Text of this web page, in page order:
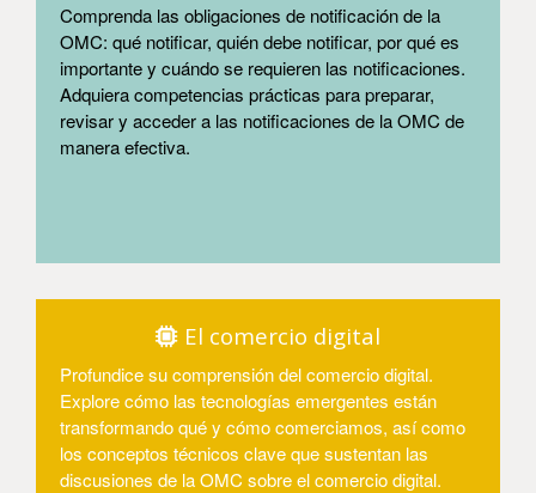
Comprenda las obligaciones de notificación de la
OMC: qué notificar, quién debe notificar, por qué es
importante y cuándo se requieren las notificaciones.
Adquiera competencias prácticas para preparar,
revisar y acceder a las notificaciones de la OMC de
manera efectiva.
El comercio digital
Profundice su comprensión del comercio digital.
Explore cómo las tecnologías emergentes están
transformando qué y cómo comerciamos, así como
los conceptos técnicos clave que sustentan las
discusiones de la OMC sobre el comercio digital.